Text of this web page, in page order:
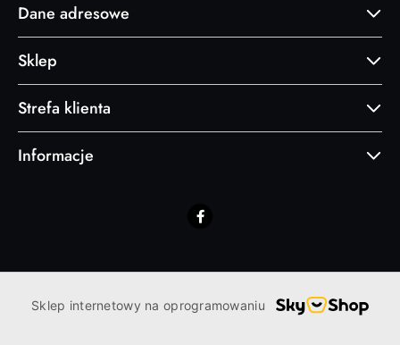
Dane adresowe
Sklep
Strefa klienta
Informacje
Sklep internetowy na oprogramowaniu